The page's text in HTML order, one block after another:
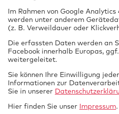
WEB www.gtue.de
Datenschutz
Impressum